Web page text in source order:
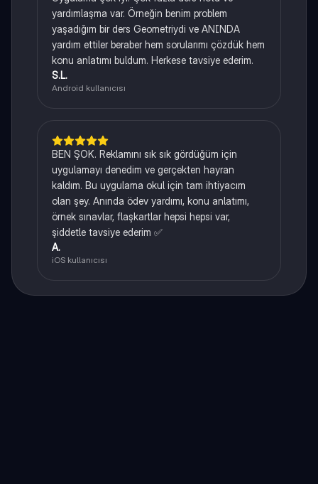
yardımlaşma var. Örneğin benim problem
yaşadığım bir ders Geometriydi ve ANINDA
yardım ettiler beraber hem sorularımı çözdük hem
konu anlatımı buldum. Herkese tavsiye ederim.
S.L.
Android kullanıcısı
BEN ŞOK. Reklamını sık sık gördüğüm için
uygulamayı denedim ve gerçekten hayran
kaldım. Bu uygulama okul için tam ihtiyacım
olan şey. Anında ödev yardımı, konu anlatımı,
örnek sınavlar, flaşkartlar hepsi hepsi var,
şiddetle tavsiye ederim ✅
A.
iOS kullanıcısı